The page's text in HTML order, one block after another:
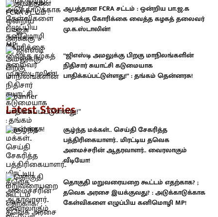
ஆபத்தான FCRA சட்டம் : ஒன்றிய பா.ஜ.க
அரசுக்கு கோரிக்கை வைத்த கழகத் தலைவர்
மு.க.ஸ்டாலின்!
“ஜிஎஸ்டி அமலுக்கு பிறகு மாநிலங்களின்
நிதிசார் சுயாட்சி கடுமையாக
பாதிக்கப்பட்டுள்ளது!” : தங்கம் தென்னரசு!
Latest Stories
சூழ்ந்த மக்கள்.. செய்தி சேகரித்த
பத்திரிகையாளர்.. மிரட்டிய தவெக
அமைச்சரின் ஆதரவாளர்.. வைரலாகும்
வீடியோ!
தொகுதி மறுவரையறை கூட்டம் எதற்காக? ;
தவெக அரசை இயக்குவது? : அடுக்காடுக்காக
கேள்விகளை எழுப்பிய கனிமொழி MP!